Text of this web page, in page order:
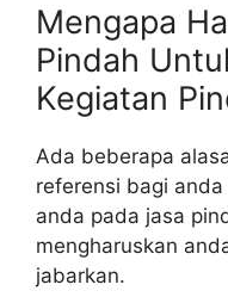
Mengapa
Pindah
Kegiatan
Ada beberapa
referensi bagi
anda pada jasa
mengharuskan
jabarkan.